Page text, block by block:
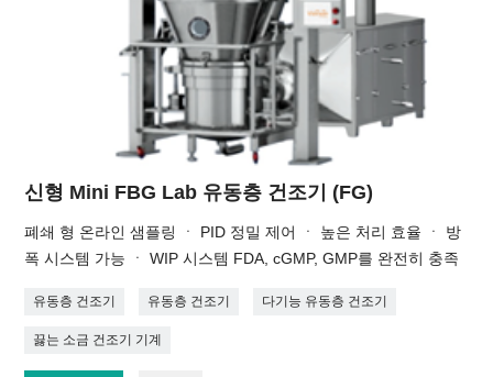
신형 Mini FBG Lab 유동층 건조기 (FG)
폐쇄 형 온라인 샘플링 ㆍ PID 정밀 제어 ㆍ 높은 처리 효율 ㆍ 방
폭 시스템 가능 ㆍ WIP 시스템 FDA, cGMP, GMP를 완전히 충족
유동층 건조기 유동층 건조기 다기능 유동층 건조기
끓는 소금 건조기 기계